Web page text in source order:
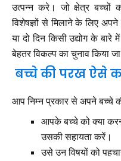
उत्पन्न करे। जो क्षेत्र बच्चों
विशेषज्ञों से मिलाने के लिए
या दो दिन किसी उद्योग के
बेहतर विकल्प का चुनाव किया
बच्चे की परख ऐसे
आप निम्न प्रकार से अपने बच्चे
आपके बच्चे को क्या
उसकी सहायता करें।
उसे उन विषयों को